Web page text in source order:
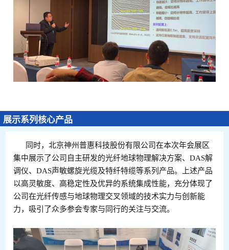
展示系列核心产品
同时，北京神州普惠科技股份有限公司在本次年会展区
集中展示了公司自主研发的光纤地球物理解决方案、DAS解
调仪、DAS声敏螺旋光缆及特纤特缆等系列产品。上述产品
以高灵敏度、高稳定性及优异的系统集成性能，充分体现了
公司在光纤传感与地球物理交叉领域的技术实力与创新能
力，吸引了众多参会专家与同行的关注与交流。